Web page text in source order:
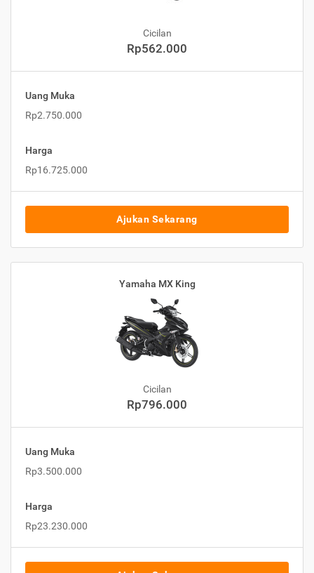
Cicilan
Rp562.000
Uang Muka
Rp2.750.000
Harga
Rp16.725.000
Ajukan Sekarang
Yamaha MX King
Cicilan
Rp796.000
Uang Muka
Rp3.500.000
Harga
Rp23.230.000